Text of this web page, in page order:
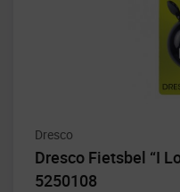
Dresco
Dresco Fietsbel “I
5250108